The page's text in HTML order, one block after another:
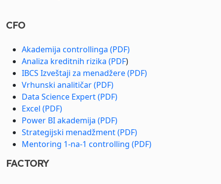
CFO
Akademija controllinga (PDF)
Analiza kreditnih rizika (PDF)
IBCS Izveštaji za menadžere (PDF)
Vrhunski analitičar (PDF)
Data Science Expert (PDF)
Excel (PDF)
Power BI akademija (PDF)
Strategijski menadžment (PDF)
Mentoring 1-na-1 controlling (PDF)
FACTORY